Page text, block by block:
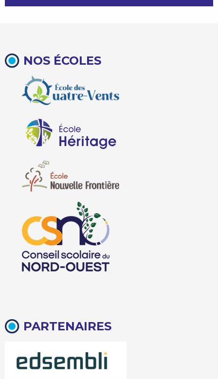
NOS ÉCOLES
PARTENAIRES